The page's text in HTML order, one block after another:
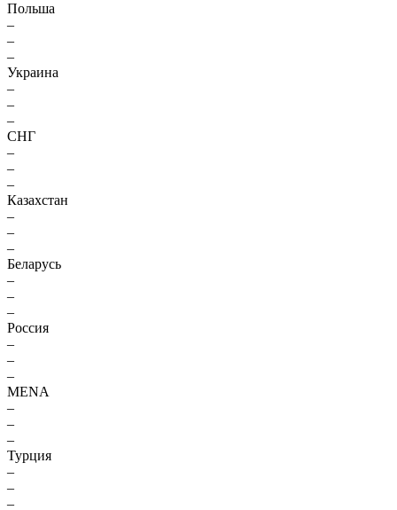
Польша
–
–
–
Украина
–
–
–
СНГ
–
–
–
Казахстан
–
–
–
Беларусь
–
–
–
Россия
–
–
–
MENA
–
–
–
Турция
–
–
–